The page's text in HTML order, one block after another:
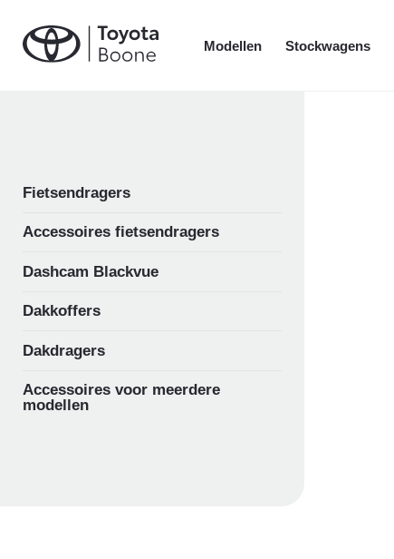
Modellen Stockwagens
Fietsendragers
Accessoires fietsendragers
Dashcam Blackvue
Dakkoffers
Dakdragers
Accessoires voor meerdere
modellen